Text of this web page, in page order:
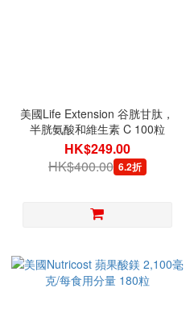
美國Life Extension 谷胱甘肽，
半胱氨酸和維生素 C 100粒
HK$249.00
HK$400.00 6.2折